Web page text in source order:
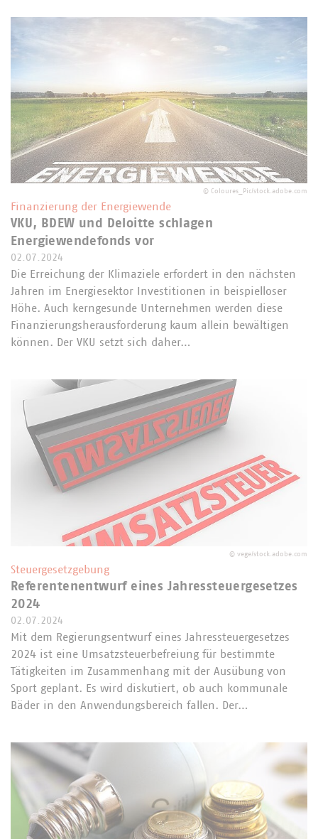
© Coloures_Pic/stock.adobe.com
Finanzierung der Energiewende
VKU, BDEW und Deloitte schlagen
Energiewendefonds vor
02.07.2024
Die Erreichung der Klimaziele erfordert in den nächsten
Jahren im Energiesektor Investitionen in beispielloser
Höhe. Auch kerngesunde Unternehmen werden diese
Finanzierungsherausforderung kaum allein bewältigen
können. Der VKU setzt sich daher…
© vege/stock.adobe.com
Steuergesetzgebung
Referentenentwurf eines Jahressteuergesetzes
2024
02.07.2024
Mit dem Regierungsentwurf eines Jahressteuergesetzes
2024 ist eine Umsatzsteuerbefreiung für bestimmte
Tätigkeiten im Zusammenhang mit der Ausübung von
Sport geplant. Es wird diskutiert, ob auch kommunale
Bäder in den Anwendungsbereich fallen. Der…